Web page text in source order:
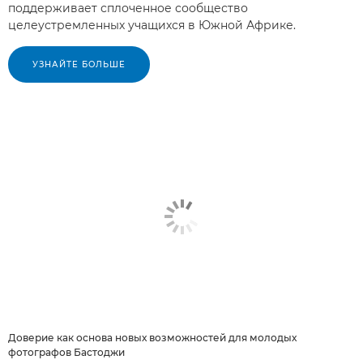
поддерживает сплоченное сообщество
целеустремленных учащихся в Южной Африке.
УЗНАЙТЕ БОЛЬШЕ
Доверие как основа новых возможностей для молодых
фотографов Бастоджи